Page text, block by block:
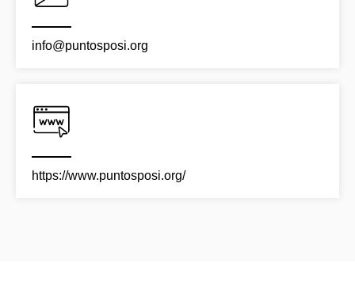
info@puntosposi.org
https://www.puntosposi.org/